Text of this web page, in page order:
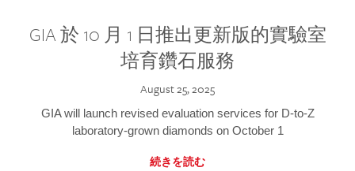
GIA 於 10 月 1 日推出更新版的實驗室
培育鑽石服務
August 25, 2025
GIA will launch revised evaluation services for D-to-Z
laboratory-grown diamonds on October 1
続きを読む